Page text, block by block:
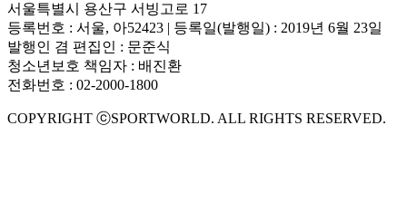
서울특별시 용산구 서빙고로 17
등록번호 : 서울, 아52423 | 등록일(발행일) : 2019년 6월 23일
발행인 겸 편집인 : 문준식
청소년보호 책임자 : 배진환
전화번호 : 02-2000-1800
COPYRIGHT ⓒSPORTWORLD. ALL RIGHTS RESERVED.